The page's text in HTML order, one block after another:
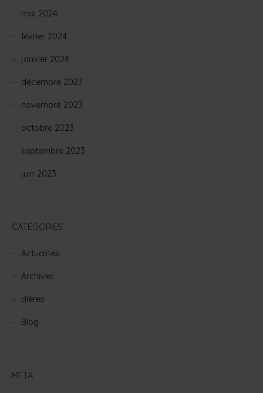
mai 2024
février 2024
janvier 2024
décembre 2023
novembre 2023
octobre 2023
septembre 2023
juin 2023
CATÉGORIES
Actualités
Archives
Bières
Blog
MÉTA